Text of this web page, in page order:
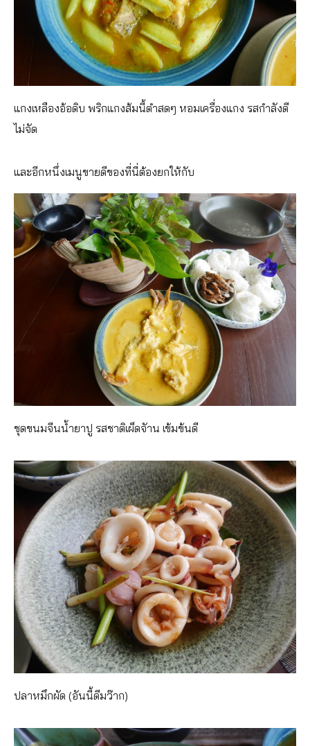
แกงเหลืองอ้อดิบ พริกแกงส้มนี้ตำสดๆ หอมเครื่องแกง รสกำลังดี
ไม่จัด
และอีกหนึ่งเมนูขายดีของที่นี่ต้องยกให้กับ
ชุดขนมจีนน้ำยาปู รสชาติเผ็ดจัาน เข้มข้นดี
ปลาหมึกผัด (อันนี้ดีมว๊าก)